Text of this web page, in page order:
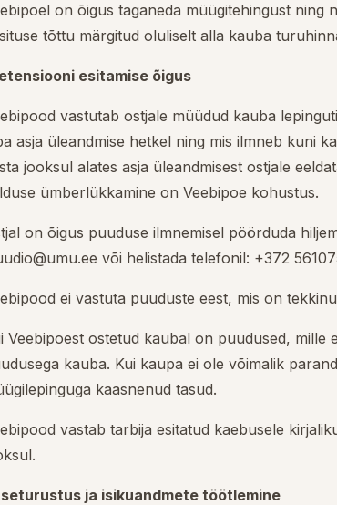
on õigus taganeda müügitehingust
tõttu märgitud oluliselt alla kauba
esitamise õigus
vastutab ostjale müüdud kauba
asja üleandmise hetkel ning mis ilmneb kuni
jooksul alates asja üleandmisest ostjale
ümberlükkamine on Veebipoe kohustus.
on õigus puuduse ilmnemisel pöörduda
või helistada telefonil: +372
ei vastuta puuduste eest, mis on
Veebipoest ostetud kaubal on puudused,
kauba. Kui kaupa ei ole võimalik
kaasnenud tasud.
vastab tarbija esitatud kaebusele
ja isikuandmete töötlemine